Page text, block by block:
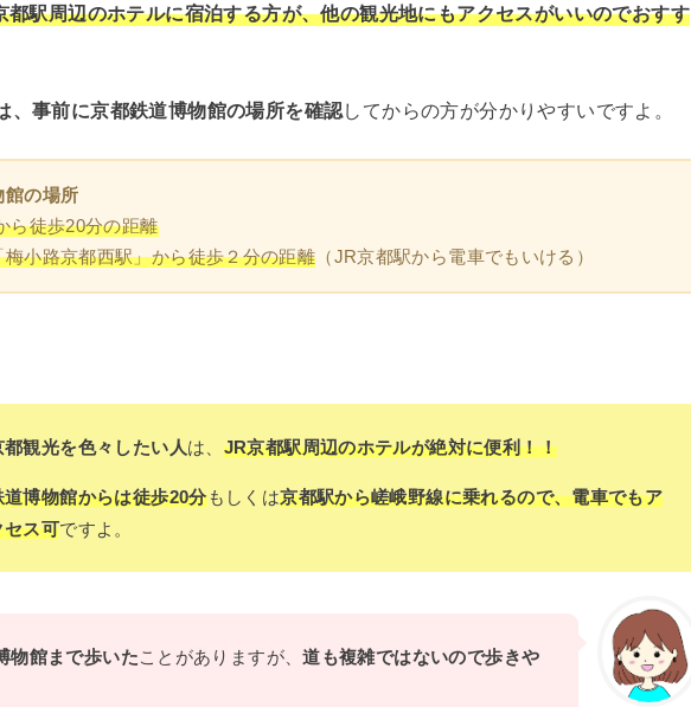
都駅周辺のホテルに宿泊する方が、他の観光地にもアクセスがいいのでおすす
、事前に京都鉄道博物館の場所を確認してからの方が分かりやすいですよ。
館の場所
ら徒歩20分の距離
梅小路京都西駅」から徒歩２分の距離 （JR京都駅から電車でもいける）
都観光を色々したい人は、 JR京都駅周辺のホテルが絶対に便利！！
道博物館からは徒歩20分もしくは京都駅から嵯峨野線に乗れるので、電車でもア
セス可ですよ。
物館まで歩いたことがありますが、道も複雑ではないので歩きや